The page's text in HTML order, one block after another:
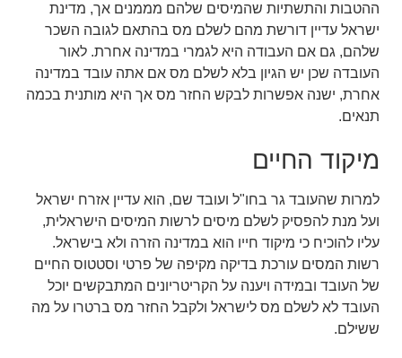
ההטבות והתשתיות שהמיסים שלהם מממנים אך, מדינת
ישראל עדיין דורשת מהם לשלם מס בהתאם לגובה השכר
שלהם, גם אם העבודה היא לגמרי במדינה אחרת. לאור
העובדה שכן יש הגיון בלא לשלם מס אם אתה עובד במדינה
אחרת, ישנה אפשרות לבקש החזר מס אך היא מותנית בכמה
תנאים.
מיקוד החיים
למרות שהעובד גר בחו"ל ועובד שם, הוא עדיין אזרח ישראל
ועל מנת להפסיק לשלם מיסים לרשות המיסים הישראלית,
עליו להוכיח כי מיקוד חייו הוא במדינה הזרה ולא בישראל.
רשות המסים עורכת בדיקה מקיפה של פרטי וסטטוס החיים
של העובד ובמידה ויענה על הקריטריונים המתבקשים יוכל
העובד לא לשלם מס לישראל ולקבל החזר מס ברטרו על מה
ששילם.